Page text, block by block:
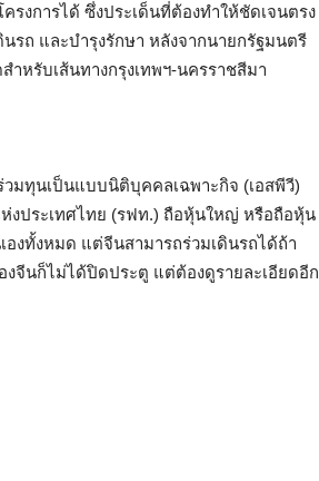
รงการได้ ซึ่งประเด็นที่ต้องทำให้ชัดเจนตรง
รถ และบำรุงรักษา หลังจากนายกรัฐมนตรี
ำหรับเส้นทางกรุงเทพฯ-นครราชสีมา
มทุนเป็นแบบนิติบุคคลเฉพาะกิจ (เอสพีวี)
ห่งประเทศไทย (รฟท.) ถือหุ้นใหญ่ หรือถือหุ้น
งทั้งหมด แต่จีนสามารถร่วมเดินรถได้ถ้า
จีนก็ไม่ได้ปิดประตู แต่ต้องดูรายละเอียดอีก